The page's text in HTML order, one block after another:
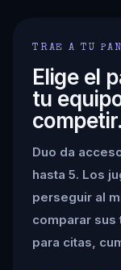
TRAE A TU
Elige el
tu
competir.
Duo da
hasta 5. Los
perseguir al
comparar sus
para citas,